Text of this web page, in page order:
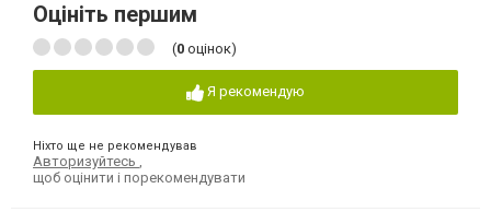
Оцініть першим
(0 оцінок)
Я рекомендую
Ніхто ще не рекомендував
Авторизуйтесь
щоб оцінити і порекомендувати